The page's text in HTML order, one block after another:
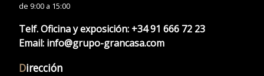
de 9:00 a 15:00
Telf. Oficina y exposición: +34 91 666 72 23
Email: info@grupo-grancasa.com
Dirección